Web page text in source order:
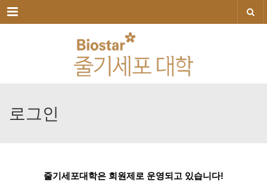
메뉴
로그인
줄기세포대학은 회원제로 운영되고 있습니다!